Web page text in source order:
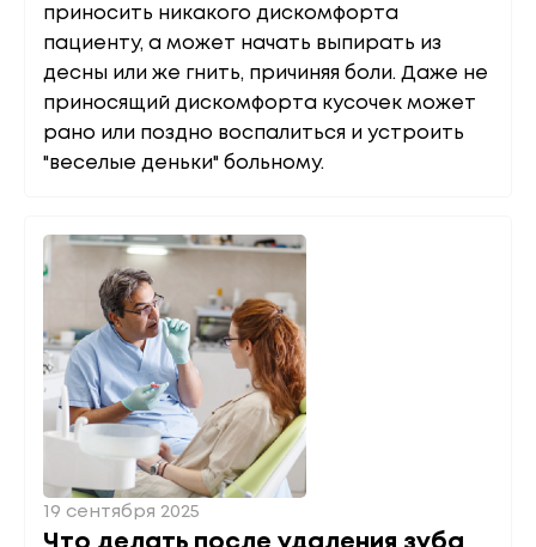
приносить никакого дискомфорта
пациенту, а может начать выпирать из
десны или же гнить, причиняя боли. Даже не
приносящий дискомфорта кусочек может
рано или поздно воспалиться и устроить
"веселые деньки" больному.
19 сентября 2025